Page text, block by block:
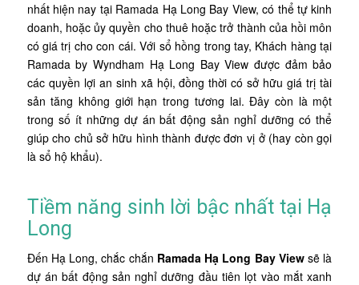
nhất hiện nay tại Ramada Hạ Long Bay View, có thể tự kinh
doanh, hoặc ủy quyền cho thuê hoặc trở thành của hồi môn
có giá trị cho con cái. Với sổ hồng trong tay, Khách hàng tại
Ramada by Wyndham Hạ Long Bay View được đảm bảo
các quyền lợi an sinh xã hội, đồng thời có sở hữu giá trị tài
sản tăng không giới hạn trong tương lai. Đây còn là một
trong số ít những dự án bất động sản nghỉ dưỡng có thể
giúp cho chủ sở hữu hình thành được đơn vị ở (hay còn gọi
là sổ hộ khẩu).
Tiềm năng sinh lời bậc nhất tại Hạ
Long
Đến Hạ Long, chắc chắn Ramada Hạ Long Bay Viewsẽ là
dự án bất động sản nghỉ dưỡng đầu tiên lọt vào mắt xanh